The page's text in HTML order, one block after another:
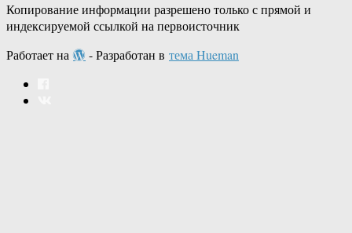
Копирование информации разрешено только с прямой и
индексируемой ссылкой на первоисточник
Работает на
- Разработан в тема Hueman